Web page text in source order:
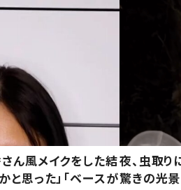
ん風メイクをした結
思った」「ベースが
夜、虫取
驚きの光景